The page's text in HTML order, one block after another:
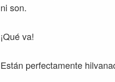
ni son.
¡Qué va!
Están perfectamente